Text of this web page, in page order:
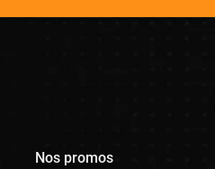
Nos promos